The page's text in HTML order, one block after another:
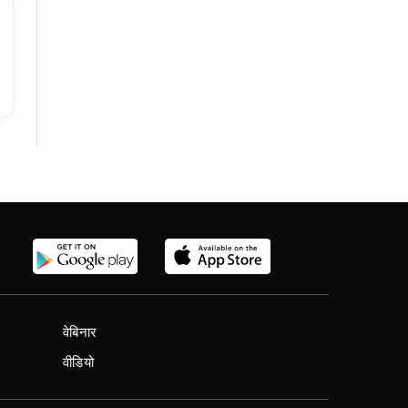
वेबिनार
वीडियो